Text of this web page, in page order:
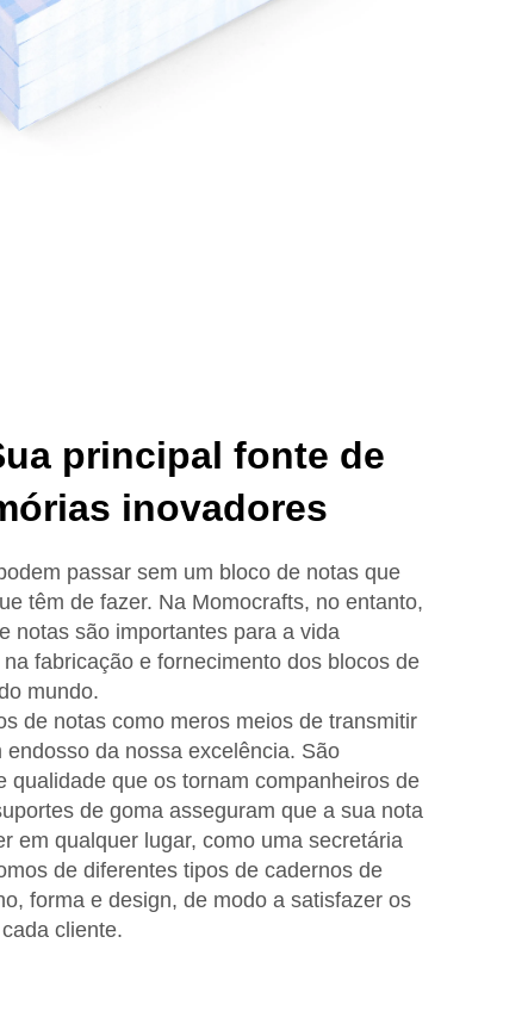
principal fonte de
inovadores
passar sem um bloco de notas que
têm de fazer. Na Momocrafts, no entanto,
notas são importantes para a vida
fabricação e fornecimento dos blocos de
mundo.
de notas como meros meios de transmitir
da nossa excelência. São
qualidade que os tornam companheiros de
de goma asseguram que a sua nota
em qualquer lugar, como uma secretária
de diferentes tipos de cadernos de
forma e design, de modo a satisfazer os
cliente.